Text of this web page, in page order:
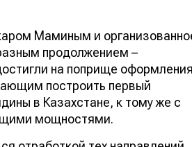
Маминым и
своеобразным
который они достигли на
Tyson Food, желающим
мяса говядины в
сравнении с уже имеющими